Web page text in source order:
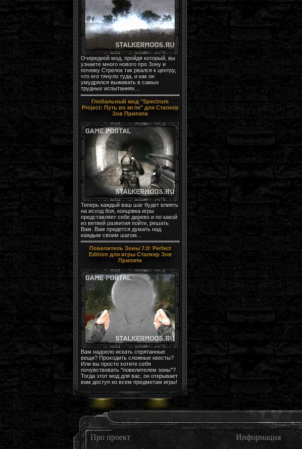
Очередной мод, пройдя который, вы
узнаете много нового про Зону и
почему Стрелок так рвался к центру,
что его тянуло туда, и как он
умудрялся выживать в самых
трудных испытаниях...
Глобальный мод "Spectrum
Project: Путь во мгле" для Сталкер
Зов Припяти
Теперь каждый ваш шаг будет влиять
на исход боя, концовка игры
представляет себе дерево и по какой
из ветвей развития пойти, решать
Вам. Вам придется думать над
каждым своим шагом...
Повелитель Зоны 7.0: Perfect
Edition для игры Сталкер Зов
Припяти
Вам надоело искать спрятанные
вещи? Проходить сложные квесты?
Или вы просто хотите себя
почувствовать "повелителем зоны"?
Тогда этот мод для вас, он открывает
вам доступ ко всем предметам игры!
Про проект Информация